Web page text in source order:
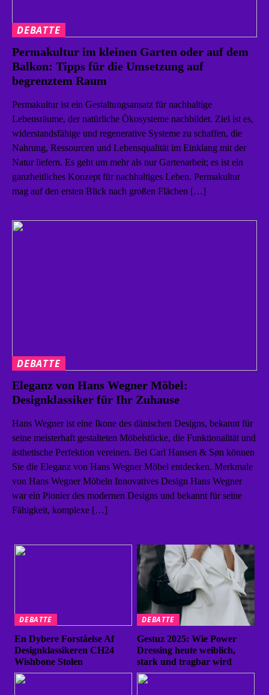
DEBATTE
Permakultur im kleinen Garten oder auf dem
Balkon: Tipps für die Umsetzung auf
begrenztem Raum
Permakultur ist ein Gestaltungsansatz für nachhaltige
Lebensräume, der natürliche Ökosysteme nachbildet. Ziel ist es,
widerstandsfähige und regenerative Systeme zu schaffen, die
Nahrung, Ressourcen und Lebensqualität im Einklang mit der
Natur liefern. Es geht um mehr als nur Gartenarbeit; es ist ein
ganzheitliches Konzept für nachhaltiges Leben. Permakultur
mag auf den ersten Blick nach großen Flächen […]
DEBATTE
Eleganz von Hans Wegner Möbel:
Designklassiker für Ihr Zuhause
Hans Wegner ist eine Ikone des dänischen Designs, bekannt für
seine meisterhaft gestalteten Möbelstücke, die Funktionalität und
ästhetische Perfektion vereinen. Bei Carl Hansen & Søn können
Sie die Eleganz von Hans Wegner Möbel entdecken. Merkmale
von Hans Wegner Möbeln Innovatives Design Hans Wegner
war ein Pionier des modernen Designs und bekannt für seine
Fähigkeit, komplexe […]
DEBATTE
En Dybere Forståelse Af
Designklassikeren CH24
Wishbone Stolen
DEBATTE
Gestuz 2025: Wie Power
Dressing heute weiblich,
stark und tragbar wird